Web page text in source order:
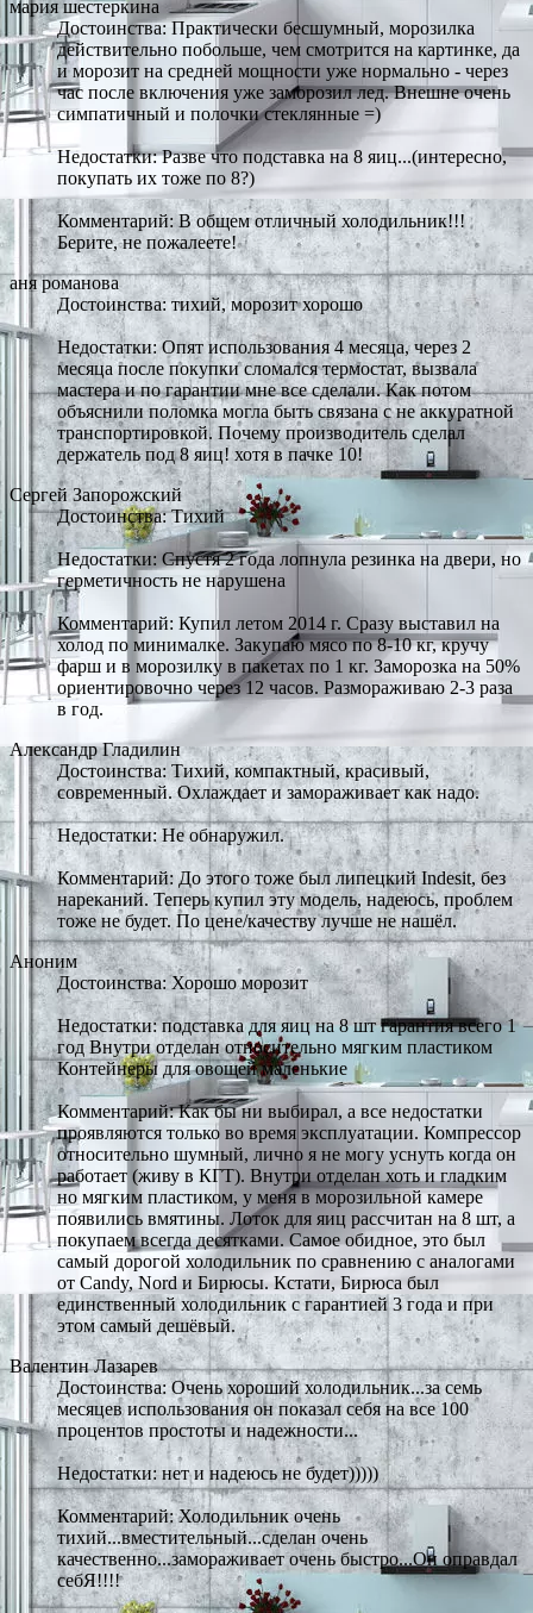
мария шестеркина
Достоинства: Практически бесшумный, морозилка
действительно побольше, чем смотрится на картинке, да
и морозит на средней мощности уже нормально - через
час после включения уже заморозил лед. Внешне очень
симпатичный и полочки стеклянные =)
Недостатки: Разве что подставка на 8 яиц...(интересно,
покупать их тоже по 8?)
Комментарий: В общем отличный холодильник!!!
Берите, не пожалеете!
аня романова
Достоинства: тихий, морозит хорошо
Недостатки: Опят использования 4 месяца, через 2
месяца после покупки сломался термостат, вызвала
мастера и по гарантии мне все сделали. Как потом
объяснили поломка могла быть связана с не аккуратной
транспортировкой. Почему производитель сделал
держатель под 8 яиц! хотя в пачке 10!
Сергей Запорожский
Достоинства: Тихий
Недостатки: Спустя 2 года лопнула резинка на двери, но
герметичность не нарушена
Комментарий: Купил летом 2014 г. Сразу выставил на
холод по минималке. Закупаю мясо по 8-10 кг, кручу
фарш и в морозилку в пакетах по 1 кг. Заморозка на 50%
ориентировочно через 12 часов. Размораживаю 2-3 раза
в год.
Александр Гладилин
Достоинства: Тихий, компактный, красивый,
современный. Охлаждает и замораживает как надо.
Недостатки: Не обнаружил.
Комментарий: До этого тоже был липецкий Indesit, без
нареканий. Теперь купил эту модель, надеюсь, проблем
тоже не будет. По цене/качеству лучше не нашёл.
Аноним
Достоинства: Хорошо морозит
Недостатки: подставка для яиц на 8 шт гарантия всего 1
год Внутри отделан относительно мягким пластиком
Контейнеры для овощей маленькие
Комментарий: Как бы ни выбирал, а все недостатки
проявляются только во время эксплуатации. Компрессор
относительно шумный, лично я не могу уснуть когда он
работает (живу в КГТ). Внутри отделан хоть и гладким
но мягким пластиком, у меня в морозильной камере
появились вмятины. Лоток для яиц рассчитан на 8 шт, а
покупаем всегда десятками. Самое обидное, это был
самый дорогой холодильник по сравнению с аналогами
от Candy, Nord и Бирюсы. Кстати, Бирюса был
единственный холодильник с гарантией 3 года и при
этом самый дешёвый.
Валентин Лазарев
Достоинства: Очень хороший холодильник...за семь
месяцев использования он показал себя на все 100
процентов простоты и надежности...
Недостатки: нет и надеюсь не будет)))))
Комментарий: Холодильник очень
тихий...вместительный...сделан очень
качественно...замораживает очень быстро...Он оправдал
себЯ!!!!